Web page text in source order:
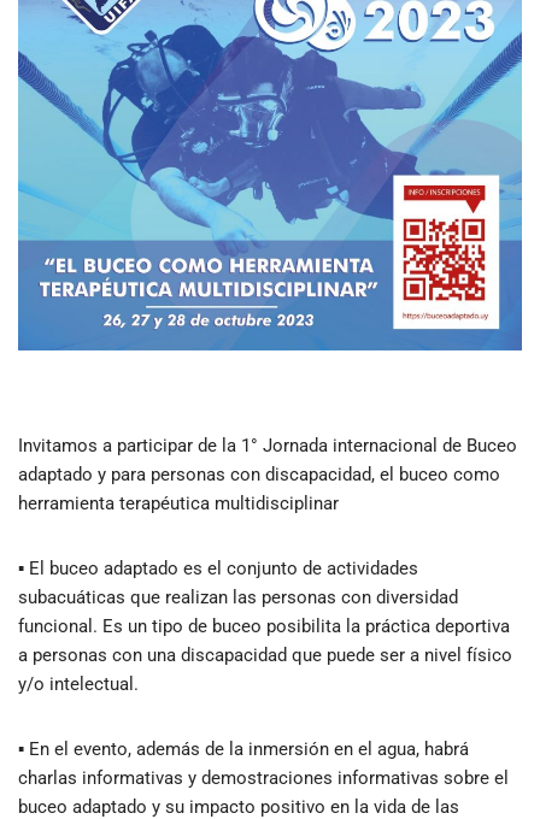
Invitamos a participar de la 1° Jornada internacional de Buceo
adaptado y para personas con discapacidad, el buceo como
herramienta terapéutica multidisciplinar
▪ El buceo adaptado es el conjunto de actividades
subacuáticas que realizan las personas con diversidad
funcional. Es un tipo de buceo posibilita la práctica deportiva
a personas con una discapacidad que puede ser a nivel físico
y/o intelectual.
▪ En el evento, además de la inmersión en el agua, habrá
charlas informativas y demostraciones informativas sobre el
buceo adaptado y su impacto positivo en la vida de las